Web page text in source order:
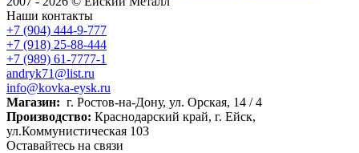
Наши контакты
+7 (904) 444-9-777
+7 (918) 25-88-444
+7 (989) 61-7777-1
andryk71@list.ru
info@kovka-eysk.ru
Магазин: г. Ростов-на-Дону, ул. Орская, 14 / 4
Производство: Краснодарский край, г. Ейск,
ул.Коммунистическая 103
Оставайтесь на связи